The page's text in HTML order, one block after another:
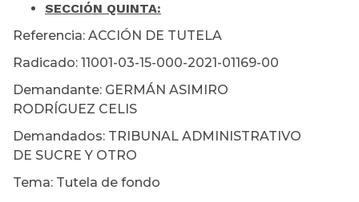
SECCIÓN QUINTA:
Referencia: ACCIÓN DE TUTELA
Radicado: 11001-03-15-000-2021-01169-00
Demandante: GERMÁN ASIMIRO
RODRÍGUEZ CELIS
Demandados: TRIBUNAL ADMINISTRATIVO
DE SUCRE Y OTRO
Tema: Tutela de fondo